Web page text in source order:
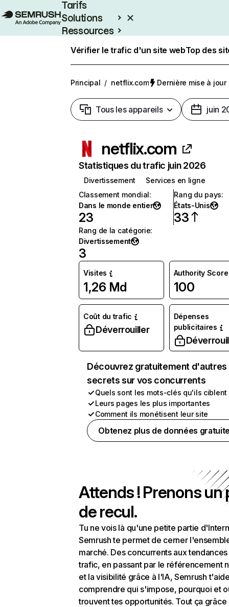
Tarifs
Solutions
Ressources
Vérifier le trafic d'un site webTop des
Principal / netflix.com Dernière mise à jour
Tous les appareils juin
netflix.com
Statistiques du trafic juin 2026
Divertissement
Services en ligne
Classement mondial:
Dans le monde entier
23
Rang du pays:
États-Unis
33
Rang de la catégorie:
Divertissement
3
Visites
1,26 Md
Authority Score
100
Coût du trafic
Déverrouiller
Dépenses
publicitaires
Découvrez gratuitement d'autres
secrets sur vos concurrents
Quels sont les mots-clés qu'ils ciblent
Leurs pages les plus importantes
Comment ils monétisent leur site
Obtenez plus de données
Attends ! Prenons un
de recul.
Tu ne vois là qu'une petite partie
Semrush te permet de cerner
marché. Des concurrents aux
trafic, en passant par le référencement
et la visibilité grâce à l'IA, Semrush
comprendre qui s'impose, pourquoi et
trouvent tes opportunités. Tout ça grâce